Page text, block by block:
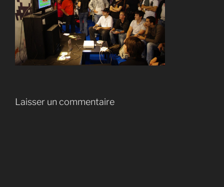
Laisser un commentaire